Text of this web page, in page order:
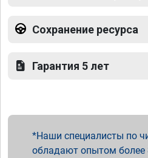
Сохранение ресурса
Гарантия 5 лет
Наши специалисты по
обладают опытом